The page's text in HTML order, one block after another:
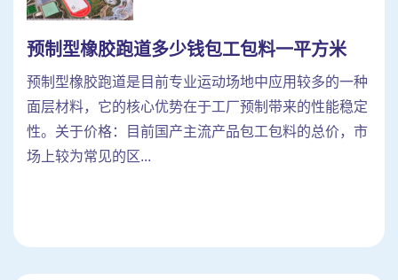
预制型橡胶跑道多少钱包工包料一平方米
预制型橡胶跑道是目前专业运动场地中应用较多的一种
面层材料，它的核心优势在于工厂预制带来的性能稳定
性。关于价格：目前国产主流产品包工包料的总价，市
场上较为常见的区...